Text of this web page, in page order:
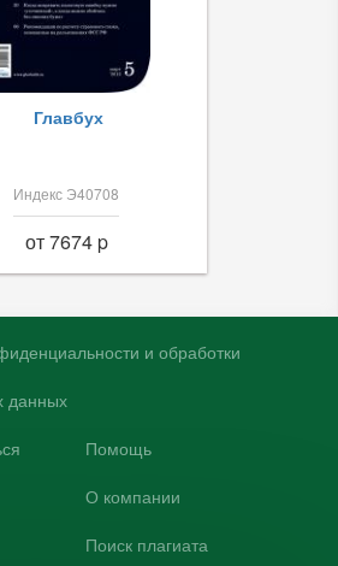
Главбух
Индекс Э40708
от 7674 p
и обработки
данных
Помощь
О компании
Поиск плагиата